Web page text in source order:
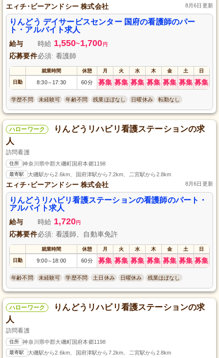
エィチ･ビーアンドシー 株式会社 8月6日更新
りんどう デイサービスセンター 国府の看護師のパー
ト・アルバイト求人
給与 時給 1,550~1,700 円
応募要件必須: 看護師
就業時間 休憩 月 火 水 木 金 土 日
日勤 8:30～ 17:30 60分 募集 募集 募集 募集 募集 募集 募集
学歴不問 未経験可 年齢不問 残業ほぼなし 日曜休み 転勤なし
ハローワーク
りんどうリハビリ看護ステーションの求
人
訪問看護
住所 神奈川県中郡大磯町国府本郷1198
最寄駅 大磯駅から2.6km、国府津駅から7.2km、二宮駅から2.8km
エィチ･ビーアンドシー 株式会社 8月6日更新
りんどうリハビリ看護ステーションの看護師のパート・
アルバイト求人
給与 時給 1,720円
応募要件必須: 看護師、自動車免許
就業時間 休憩 月 火 水 木 金 土 日
日勤 9:00～ 18:00 60分 募集 募集 募集 募集 募集 募集 募集
年齢不問 未経験可 学歴不問 土日休み 日曜休み 残業ほぼなし
ハローワーク
りんどうリハビリ看護ステーションの求
人
訪問看護
住所 神奈川県中郡大磯町国府本郷1198
最寄駅 大磯駅から2.6km、国府津駅から7.2km、二宮駅から2.8km